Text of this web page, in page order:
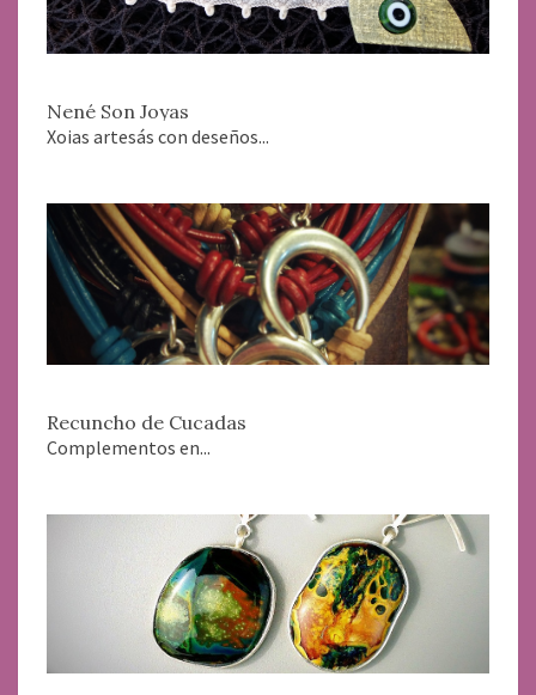
Nené Son Joyas
Xoias artesás con deseños...
Recuncho de Cucadas
Complementos en...